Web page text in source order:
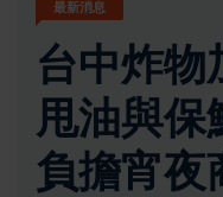
最新消息
台中炸物
甩油與保
負擔宵夜